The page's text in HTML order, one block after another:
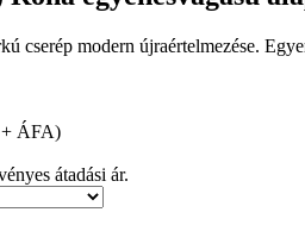
cserép modern újraértelmezése.
ÁFA)
átadási ár.